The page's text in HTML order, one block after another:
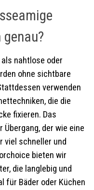
genau?
nahtlose oder
ohne sichtbare
verwenden
die die
fixieren. Das
der wie eine
viel schneller und
bieten wir
die langlebig und
für Bäder oder Küchen